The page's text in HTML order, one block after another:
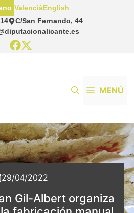
C/San Fernando, 44
ValenciàEnglish
MENÚ
29/04/2022
Gil-Albert organiza